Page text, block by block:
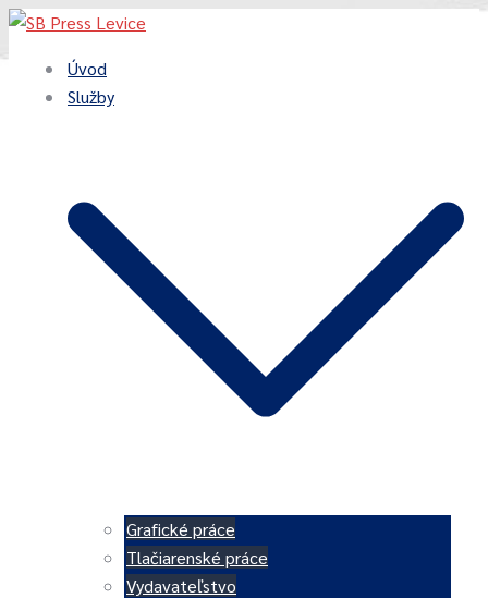
Preskočiť
obsah
Úvod
Služby
Grafické práce
Tlačiarenské práce
Vydavateľstvo